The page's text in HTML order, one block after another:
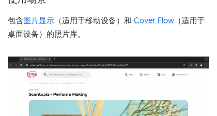
包含图片显示 （适用于移动设备）和 Cover Flow（适用于
桌面设备）的照片库。